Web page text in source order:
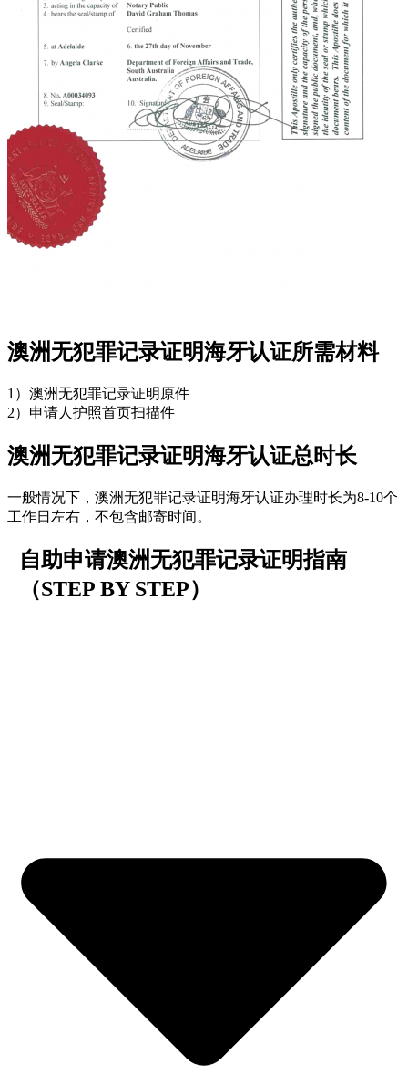
澳洲无犯罪记录证明海牙认证所需材料
1）澳洲无犯罪记录证明原件
2）申请人护照首页扫描件
澳洲无犯罪记录证明海牙认证总时长
一般情况下，澳洲无犯罪记录证明海牙认证办理时长为8-10个
工作日左右，不包含邮寄时间。
自助申请澳洲无犯罪记录证明指南
（STEP BY STEP）